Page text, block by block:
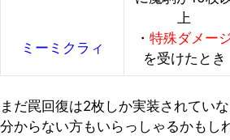
ミーミクラィ
上
・ 特殊ダメー
を受けたとき
まだ罠回復は2枚しか実装されてい
分からない方もいらっしゃるかもし